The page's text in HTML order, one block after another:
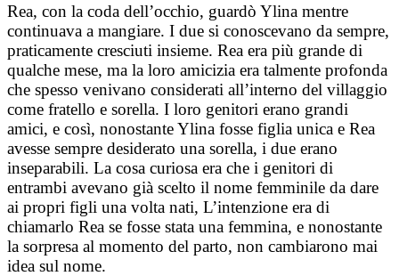
Rea, con la coda dell’occhio, guardò Ylina mentre
continuava a mangiare. I due si conoscevano da sempre,
praticamente cresciuti insieme. Rea era più grande di
qualche mese, ma la loro amicizia era talmente profonda
che spesso venivano considerati all’interno del villaggio
come fratello e sorella. I loro genitori erano grandi
amici, e così, nonostante Ylina fosse figlia unica e Rea
avesse sempre desiderato una sorella, i due erano
inseparabili. La cosa curiosa era che i genitori di
entrambi avevano già scelto il nome femminile da dare
ai propri figli una volta nati, L’intenzione era di
chiamarlo Rea se fosse stata una femmina, e nonostante
la sorpresa al momento del parto, non cambiarono mai
idea sul nome.